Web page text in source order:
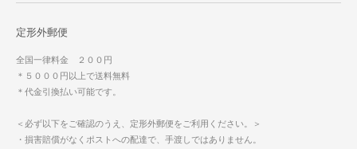
定形外郵便
全国一律料金 ２００円
＊５０００円以上で送料無料
＊代金引換払い可能です。
＜必ず以下をご確認のうえ、定形外郵便をご利用ください。＞
・損害賠償がなくポストへの配達で、手渡しではありません。